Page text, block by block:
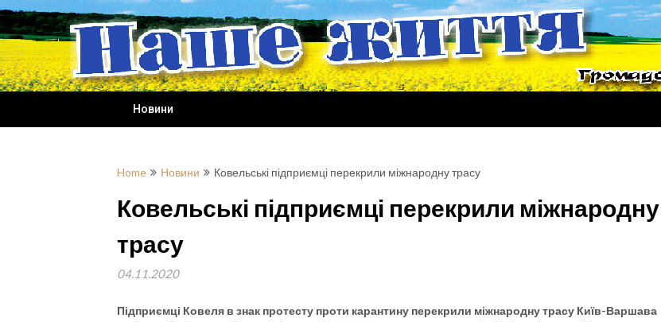
Skip
to
content
Новини
Home Новини Ковельські підприємці перекрили міжнародну трасу
Ковельські підприємці перекрили міжнародну
трасу
04.11.2020
Підприємці Ковеля в знак протесту проти карантину перекрили міжнародну трасу Київ-Варшава